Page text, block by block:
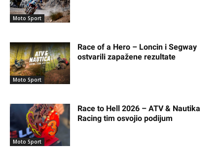
Moto Sport
Moto Sport
Race of a Hero – Loncin i Segway
ostvarili zapažene rezultate
Moto Sport
Race to Hell 2026 – ATV & Nautika
Racing tim osvojio podijum